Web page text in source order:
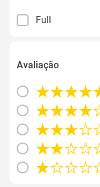
Full
Avaliação